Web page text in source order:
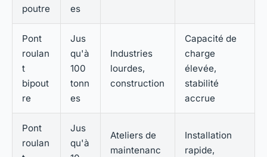
poutre
es
Pont
roulan
t
bipout
re
Jus
qu'à
100
tonn
es
Industries
lourdes,
construction
Capacité de
charge
élevée,
stabilité
accrue
Pont
roulan
Jus
qu'à
Ateliers de
maintenanc
Installation
rapide,